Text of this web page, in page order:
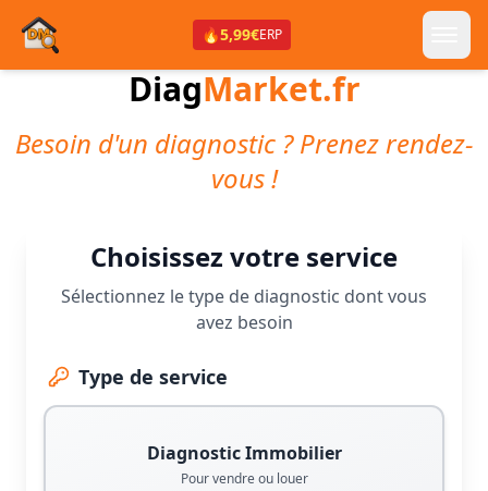
🔥5,99€ERP
DiagMarket.fr
Besoin d'un diagnostic ? Prenez rendez-
vous !
Choisissez votre service
Sélectionnez le type de diagnostic dont vous
avez besoin
Type de service
Diagnostic Immobilier
Pour vendre ou louer